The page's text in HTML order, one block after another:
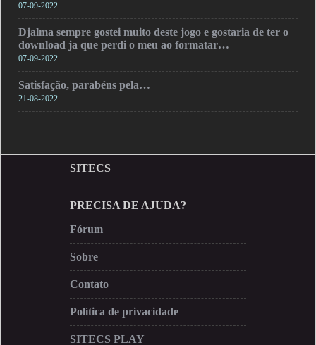
07-09-2022
Djalma sempre gostei muito deste jogo e gostaria de ter o
download ja que perdi o meu ao formatar…
07-09-2022
Satisfação, parabéns pela…
21-08-2022
SITECS
PRECISA DE AJUDA?
Fórum
Sobre
Contato
Política de privacidade
SITECS PLAY